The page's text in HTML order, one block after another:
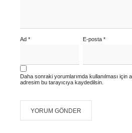
Ad * E-posta*
Daha sonraki yorumlarımda kullanılması için
adresim bu tarayıcıya kaydedilsin.